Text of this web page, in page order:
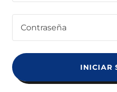
INICIAR